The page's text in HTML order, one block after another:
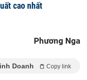
cao nhất
Phương Nga
Doanh Copy link